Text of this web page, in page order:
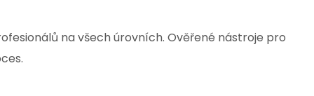
na všech úrovních. Ověřené nástroje pro